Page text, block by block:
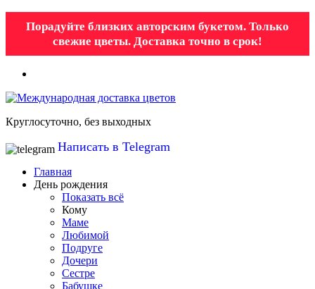
Порадуйте близких авторским букетом. Только
свежие цветы. Доставка точно в срок!
Круглосуточно, без выходных
Написать в Telegram
Главная
День рождения
Показать всё
Кому
Маме
Любимой
Подруге
Дочери
Сестре
Бабушке